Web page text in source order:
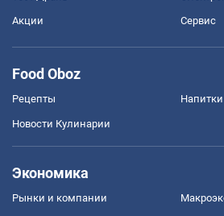
Акции Сервис
Food Oboz
Рецепты Напитки
Новости Кулинарии
Экономика
Рынки и компании